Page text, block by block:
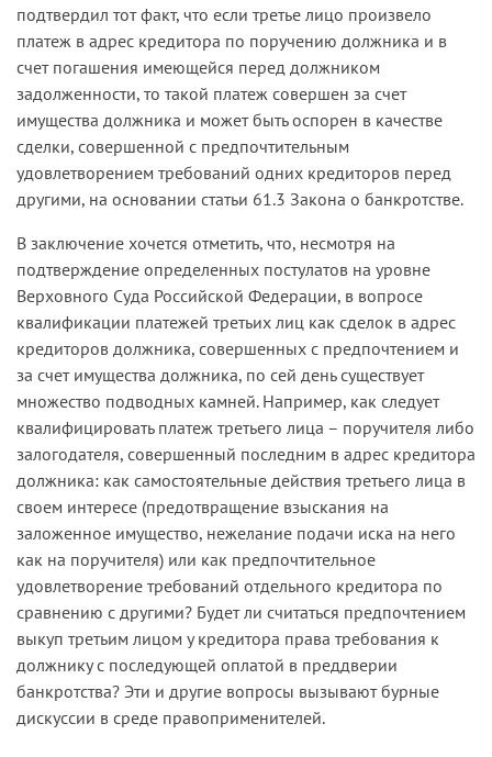
подтвердил тот факт, что если третье лицо произвело
платеж в адрес кредитора по поручению должника и в
счет погашения имеющейся перед должником
задолженности, то такой платеж совершен за счет
имущества должника и может быть оспорен в качестве
сделки, совершенной с предпочтительным
удовлетворением требований одних кредиторов перед
другими, на основании статьи 61.3 Закона о банкротстве.
В заключение хочется отметить, что, несмотря на
подтверждение определенных постулатов на уровне
Верховного Суда Российской Федерации, в вопросе
квалификации платежей третьих лиц как сделок в адрес
кредиторов должника, совершенных с предпочтением и
за счет имущества должника, по сей день существует
множество подводных камней. Например, как следует
квалифицировать платеж третьего лица – поручителя либо
залогодателя, совершенный последним в адрес кредитора
должника: как самостоятельные действия третьего лица в
своем интересе (предотвращение взыскания на
заложенное имущество, нежелание подачи иска на него
как на поручителя) или как предпочтительное
удовлетворение требований отдельного кредитора по
сравнению с другими? Будет ли считаться предпочтением
выкуп третьим лицом у кредитора права требования к
должнику с последующей оплатой в преддверии
банкротства? Эти и другие вопросы вызывают бурные
дискуссии в среде правоприменителей.